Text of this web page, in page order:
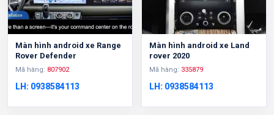
Màn hình android xe Range
Rover Defender
Mã hàng: 807902
LH: 0938584113
Màn hình android xe Land
rover 2020
Mã hàng: 335879
LH: 0938584113